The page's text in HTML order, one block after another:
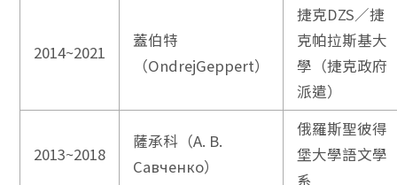
2014~2021
蓋伯特
（OndrejGeppert）
捷克DZS／捷
克帕拉斯基大
學（捷克政府
派遣）
2013~2018
薩承科（А. В.
Савченко）
俄羅斯聖彼得
堡大學語文學
系